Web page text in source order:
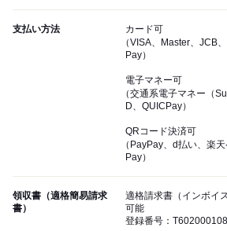
支払い方法
カード可
（VISA、Master、JCB
Pay）
電子マネー可
（交通系電子マネー（
D、QUICPay）
QRコード決済可
（PayPay、d払い、楽
Pay）
領収書（適格簡易請求
書）
適格請求書（インボイ
可能
登録番号：